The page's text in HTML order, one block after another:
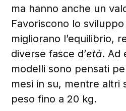
ma hanno anche un
Favoriscono lo
migliorano l’equilibrio,
diverse fasce d’età. Ad
modelli sono pensati
mesi in su, mentre altri
peso fino a 20 kg.